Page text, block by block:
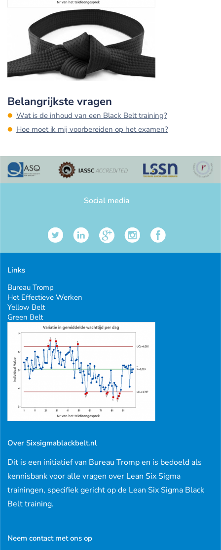
Belangrijkste vragen
Wat is de inhoud van een Black Belt training?
Hoe moet ik mij voorbereiden op het examen?
Social media
Links
Bureau Tromp
Het Effectieve Werken
Yellow Belt
Green Belt
Over Sixsigmablackbelt.nl
Dit is een initiatief van Bureau Tromp en is bedoeld als
kennisbank voor alle vragen over Lean Six Sigma
trainingen, specifiek gericht op de Lean Six Sigma Black
Belt training.
Neem contact met ons op